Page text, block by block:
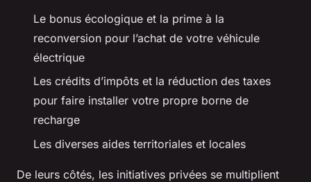
Le bonus écologique et la prime à la
reconversion pour l’achat de votre véhicule
électrique
Les crédits d’impôts et la réduction des taxes
pour faire installer votre propre borne de
recharge
Les diverses aides territoriales et locales
De leurs côtés, les initiatives privées se multiplient